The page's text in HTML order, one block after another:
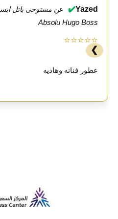
Yazed
✔️ عن
Absolu Hugo Boss
⭐⭐⭐⭐⭐
عطور فنانه وهاديه
❯